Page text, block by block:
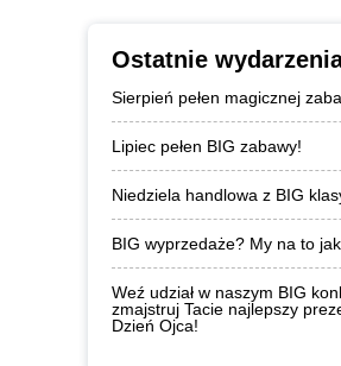
Ostatnie
Sierpień pełen magicznej
Lipiec pełen BIG zabawy!
Niedziela handlowa z BIG
BIG wyprzedaże? My na to
Weź udział w naszym BIG
zmajstruj Tacie najlepszy
Dzień Ojca!